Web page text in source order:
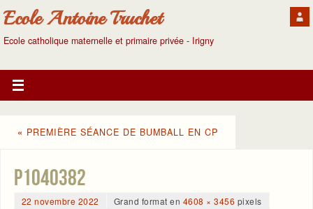
Ecole Antoine Truchet
Ecole catholique maternelle et primaire privée - Irigny
« PREMIÈRE SÉANCE DE BUMBALL EN CP
P1040382
22 novembre 2022 Grand format en 4608 × 3456 pixels